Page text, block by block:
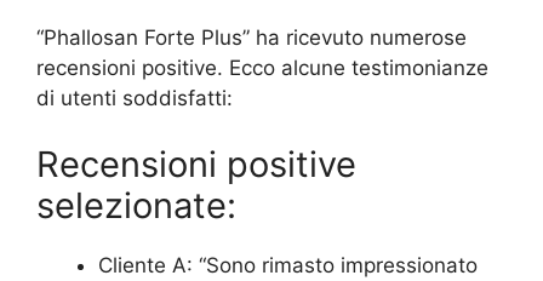
“Phallosan Forte Plus” ha ricevuto numerose
recensioni positive. Ecco alcune testimonianze
di utenti soddisfatti:
Recensioni positive
selezionate:
Cliente A: “Sono rimasto impressionato